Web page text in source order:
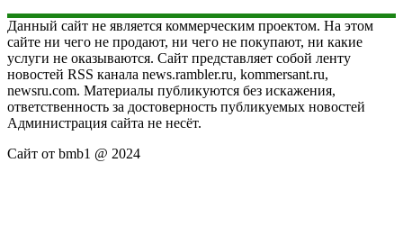
Данный сайт не является коммерческим проектом. На этом
сайте ни чего не продают, ни чего не покупают, ни какие
услуги не оказываются. Сайт представляет собой ленту
новостей RSS канала news.rambler.ru, kommersant.ru,
newsru.com. Материалы публикуются без искажения,
ответственность за достоверность публикуемых новостей
Администрация сайта не несёт.
Сайт от bmb1 @ 2024